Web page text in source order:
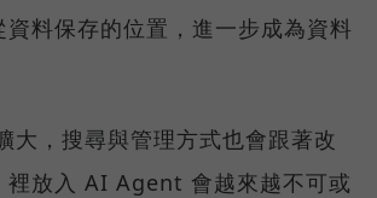
料保存的位置，進一步成為資料
大，搜尋與管理方式也會跟著改
裡放入 AI Agent 會越來越不可或